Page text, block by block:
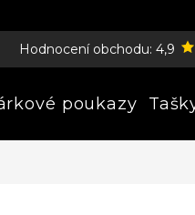
Hodnocení obchodu: 4,9
poukazy